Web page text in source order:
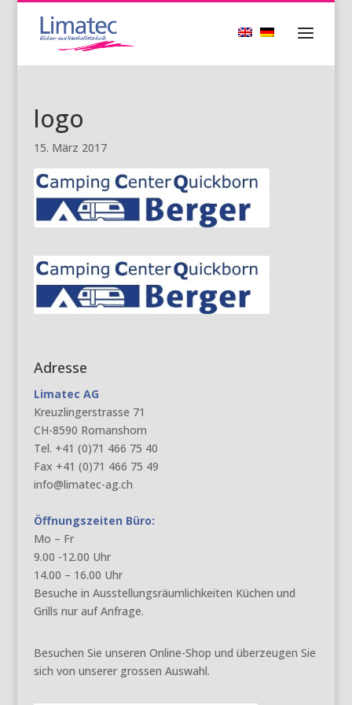
logo
15. März 2017
Adresse
Limatec AG
Kreuzlingerstrasse 71
CH-8590 Romanshorn
Tel. +41 (0)71 466 75 40
Fax +41 (0)71 466 75 49
info@limatec-ag.ch
Öffnungszeiten Büro:
Mo – Fr
9.00 -12.00 Uhr
14.00 – 16.00 Uhr
Besuche in Ausstellungsräumlichkeiten Küchen und
Grills nur auf Anfrage.
Besuchen Sie unseren Online-Shop und überzeugen Sie
sich von unserer grossen Auswahl.